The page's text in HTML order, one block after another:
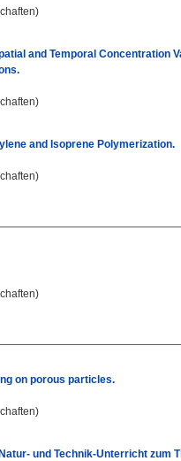
and Temporal Concentration
and Isoprene Polymerization.
on porous particles.
und Technik-Unterricht zum